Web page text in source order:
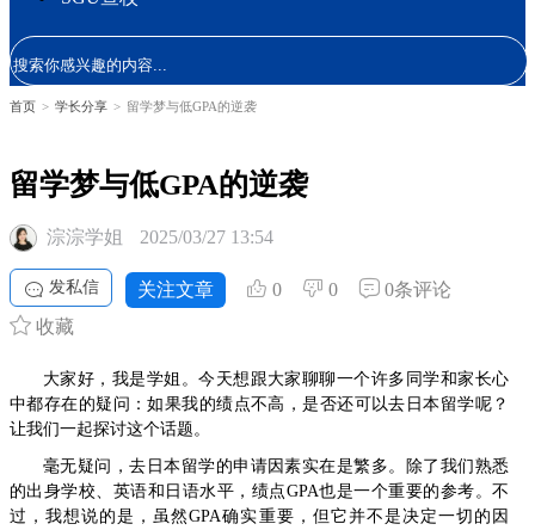
首页 > 学长分享 > 留学梦与低GPA的逆袭
留学梦与低GPA的逆袭
淙淙学姐 2025/03/27 13:54
发私信 关注文章 0 0
0条评论
收藏
大家好，我是学姐。今天想跟大家聊聊一个许多同学和家长心
中都存在的疑问：如果我的绩点不高，是否还可以去日本留学呢？
让我们一起探讨这个话题。
毫无疑问，去日本留学的申请因素实在是繁多。除了我们熟悉
的出身学校、英语和日语水平，绩点GPA也是一个重要的参考。不
过，我想说的是，虽然GPA确实重要，但它并不是决定一切的因